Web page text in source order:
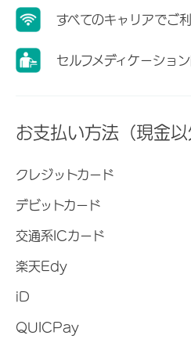
すべてのキャリアでご
セルフメディケーショ
お支払い方法（現金以
クレジットカード
デビットカード
交通系ICカード
楽天Edy
iD
QUICPay